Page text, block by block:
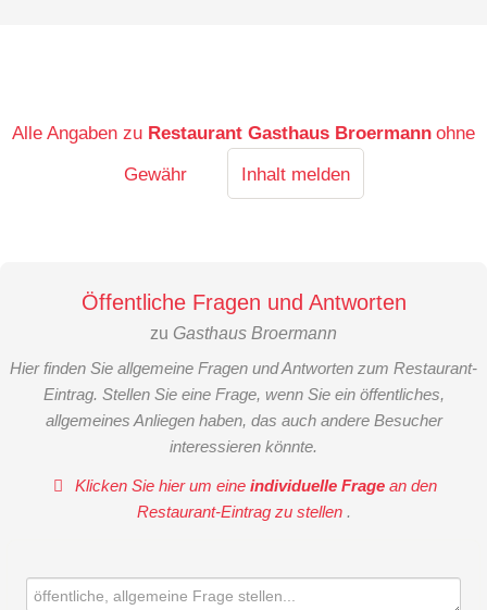
Alle Angaben zu Restaurant Gasthaus Broermann ohne
Gewähr
Inhalt melden
Öffentliche Fragen und Antworten
zu Gasthaus Broermann
Hier finden Sie allgemeine Fragen und Antworten zum Restaurant-
Eintrag. Stellen Sie eine Frage, wenn Sie ein öffentliches,
allgemeines Anliegen haben, das auch andere Besucher
interessieren könnte.
Klicken Sie hier um eineindividuelle Frage an den
Restaurant-Eintrag zu stellen .